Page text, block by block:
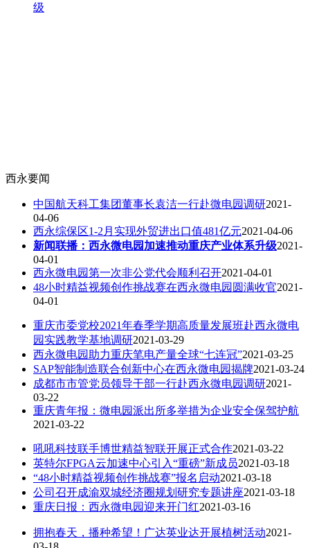
西永要闻
中国航天科工集团董事长袁洁一行赴微电园调研2021-
04-06
西永综保区1-2月实现外贸进出口值481亿元2021-04-06
新闻联播：西永微电园加速推动重庆产业体系升级2021-
04-01
西永微电园第一次非公党代会顺利召开2021-04-01
48小时精益视频创作挑战赛在西永微电园圆满收官2021-
04-01
重庆市委党校2021年春季学期高质量发展班赴西永微电
园实践教学基地调研2021-03-29
西永微电园助力重庆笔电产量全球“七连冠”2021-03-25
SAP智能制造联合创新中心在西永微电园揭牌2021-03-24
成都市市管党员领导干部一行赴西永微电园调研2021-
03-22
重庆青年报：微电园派出所多举措为企业安全保驾护航
2021-03-22
吼吼科技联手博世精益智联开展正式合作2021-03-22
英特尔FPGA云加速中心引入“重磅”新成员2021-03-18
“48小时精益视频创作挑战赛”报名启动2021-03-18
公司召开成渝双城经济圈规划研究专题讲座2021-03-18
重庆日报：西永微电园迎来开门红2021-03-16
拥抱春天，播种希望！广达英业达开展植树活动2021-